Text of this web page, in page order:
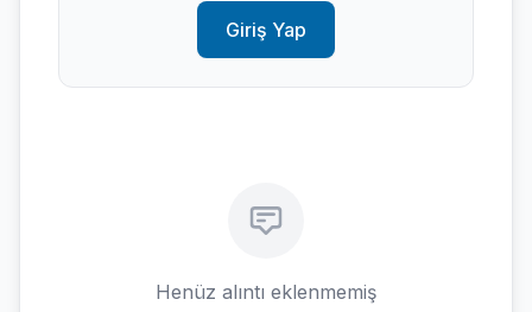
Giriş Yap
Henüz alıntı eklenmemiş